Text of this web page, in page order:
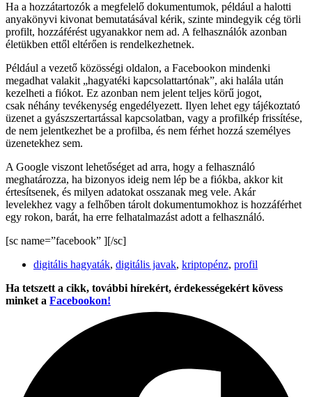
Ha a hozzátartozók a megfelelő dokumentumok, például a halotti
anyakönyvi kivonat bemutatásával kérik, szinte mindegyik cég törli
profilt, hozzáférést ugyanakkor nem ad. A felhasználók azonban
életükben ettől eltérően is rendelkezhetnek.
Például a vezető közösségi oldalon, a Facebookon mindenki
megadhat valakit „hagyatéki kapcsolattartónak”, aki halála után
kezelheti a fiókot. Ez azonban nem jelent teljes körű jogot,
csak néhány tevékenység engedélyezett. Ilyen lehet egy tájékoztató
üzenet a gyászszertartással kapcsolatban, vagy a profilkép frissítése,
de nem jelentkezhet be a profilba, és nem férhet hozzá személyes
üzenetekhez sem.
A Google viszont lehetőséget ad arra, hogy a felhasználó
meghatározza, ha bizonyos ideig nem lép be a fiókba, akkor kit
értesítsenek, és milyen adatokat osszanak meg vele. Akár
levelekhez vagy a felhőben tárolt dokumentumokhoz is hozzáférhet
egy rokon, barát, ha erre felhatalmazást adott a felhasználó.
[sc name=”facebook” ][/sc]
digitális hagyaták, digitális javak, kriptopénz, profil
Ha tetszett a cikk, további hírekért, érdekességekért kövess
minket a Facebookon!